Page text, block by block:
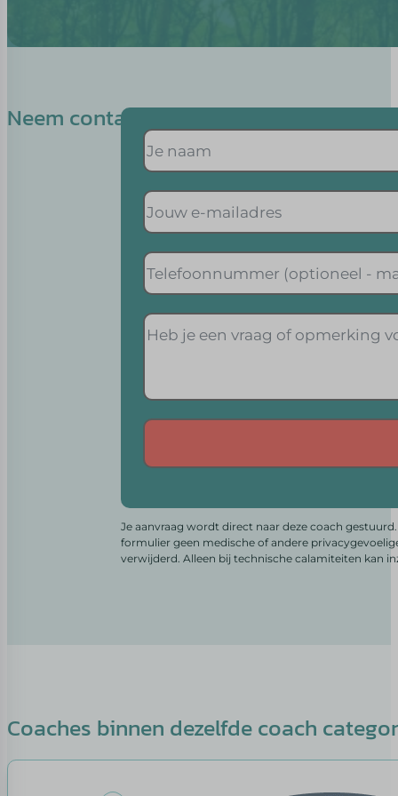
Neem contact op met Angeline
Je aanvraag wordt direct naar deze coach
formulier geen medische of andere
verwijderd. Alleen bij technische calamiteiten kan
Coaches binnen dezelfde coach